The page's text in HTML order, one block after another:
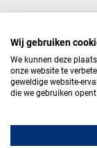
Wij gebruiken
We kunnen deze
onze website te
geweldige website-
die we gebruiken